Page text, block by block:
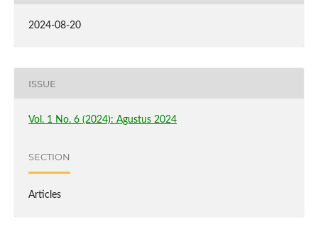
2024-08-20
ISSUE
Vol. 1 No. 6 (2024): Agustus 2024
SECTION
Articles